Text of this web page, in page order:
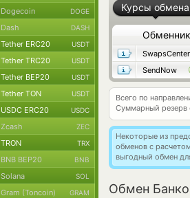
Курсы обмена
Обменник
SwapsCenter
SendNow
Всего по
Суммарный резерв
Некоторые из
обменов с
выгодный обмен
Обмен
Dogecoin DOGE
Dash DASH
Tether ERC20 USDT
Tether TRC20 USDT
Tether BEP20 USDT
Tether TON USDT
USDC ERC20 USDC
Zcash ZEC
TRON TRX
BNB BEP20 BNB
Solana SOL
Gram (Toncoin) GRAM